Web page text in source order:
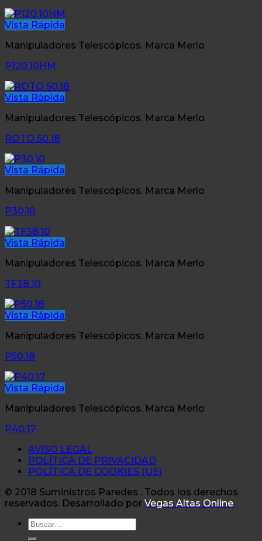
Vista Rápida
Manipuladores Telescópicos. Marca Merlo
P120.10HM
Vista Rápida
Manipuladores Telescópicos. Marca Merlo
ROTO 50.18
Vista Rápida
Manipuladores Telescópicos. Marca Merlo
P30.10
Vista Rápida
Manipuladores Telescópicos. Marca Merlo
TF38.10
Vista Rápida
Manipuladores Telescópicos. Marca Merlo
P50.18
Vista Rápida
Manipuladores Telescópicos. Marca Merlo
P40.17
AVISO LEGAL
POLÍTICA DE PRIVACIDAD
POLÍTICA DE COOKIES (UE)
© 2018 Suministros Paredes . Todos los derechos
reservados. Desarrollado por Vegas Altas Online
Buscar